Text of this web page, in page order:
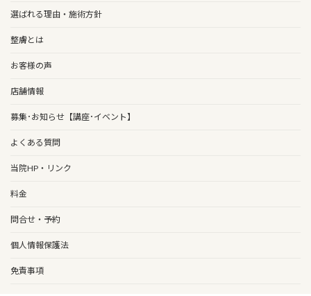
選ばれる理由・施術方針
整膚とは
お客様の声
店舗情報
募集･お知らせ【講座･イベント】
よくある質問
当院HP・リンク
料金
問合せ・予約
個人情報保護法
免責事項